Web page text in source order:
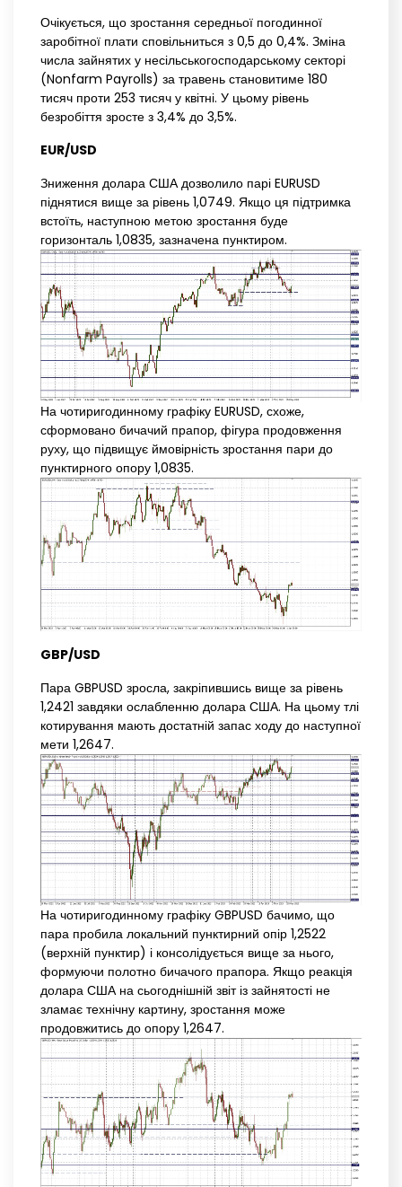
Очікується, що зростання середньої погодинної
заробітної плати сповільниться з 0,5 до 0,4%. Зміна
числа зайнятих у несільськогосподарському секторі
(Nonfarm Payrolls) за травень становитиме 180
тисяч проти 253 тисяч у квітні. У цьому рівень
безробіття зросте з 3,4% до 3,5%.
EUR/USD
Зниження долара США дозволило парі EURUSD
піднятися вище за рівень 1,0749. Якщо ця підтримка
встоїть, наступною метою зростання буде
горизонталь 1,0835, зазначена пунктиром.
На чотиригодинному графіку EURUSD, схоже,
сформовано бичачий прапор, фігура продовження
руху, що підвищує ймовірність зростання пари до
пунктирного опору 1,0835.
GBP/USD
Пара GBPUSD зросла, закріпившись вище за рівень
1,2421 завдяки ослабленню долара США. На цьому тлі
котирування мають достатній запас ходу до наступної
мети 1,2647.
На чотиригодинному графіку GBPUSD бачимо, що
пара пробила локальний пунктирний опір 1,2522
(верхній пунктир) і консолідується вище за нього,
формуючи полотно бичачого прапора. Якщо реакція
долара США на сьогоднішній звіт із зайнятості не
зламає технічну картину, зростання може
продовжитись до опору 1,2647.